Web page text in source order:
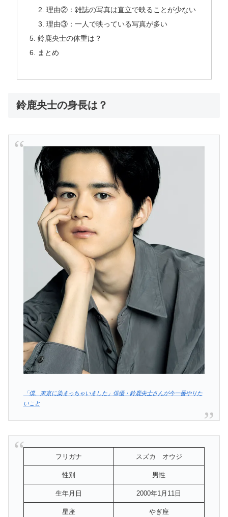
理由②：雑誌の写真は直立で映ることが少ない
理由③：一人で映っている写真が多い
鈴鹿央士の体重は？
まとめ
鈴鹿央士の身長は？
「僕、東京に染まっちゃいました」俳優・鈴鹿央士さんが今一番やりた
いこと
フリガナ スズカ オウジ
性別 男性
生年月日 2000年1月11日
星座 やぎ座